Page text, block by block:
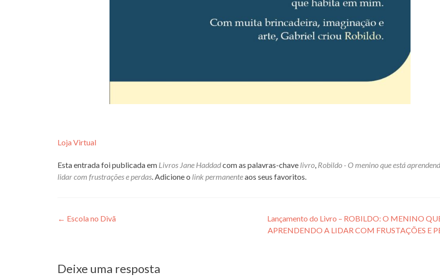
Loja Virtual
Esta entrada foi publicada em Livros Jane Haddadcom as palavras-chave livro Robildo - O menino que está
lidar com frustrações e perdas . Adicione o link permanenteaos seus favoritos.
Navegação de posts
← Escola no Divã
Lançamento do Livro – ROBILDO: O MENINO
APRENDENDO A LIDAR COM FRUSTAÇÕES E
Deixe uma resposta